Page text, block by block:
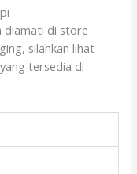
diamati di store
silahkan lihat
tersedia di